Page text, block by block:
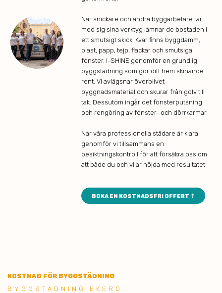
När snickare och andra byggarbetare tar
med sig sina verktyg lämnar de bostaden i
ett smutsigt skick. Kvar finns byggdamm,
plast, papp, tejp, fläckar och smutsiga
fönster. I-SHINE genomför en grundlig
byggstädning som gör ditt hem skinande
rent. Vi avlägsnar överblivet
byggnadsmaterial och skurar från golv till
tak. Dessutom ingår det fönsterputsning
och rengöring av fönster- och dörrkarmar.
När våra professionella städare är klara
genomför vi tillsammans en
besiktningskontroll för att försäkra oss om
att både du och vi är nöjda med resultatet.
BOKA EN KOSTNADSFRI OFFERT ⇡
KOSTNAD FÖR BYGGSTÄDNING
BYGGSTÄDNING EKERÖ